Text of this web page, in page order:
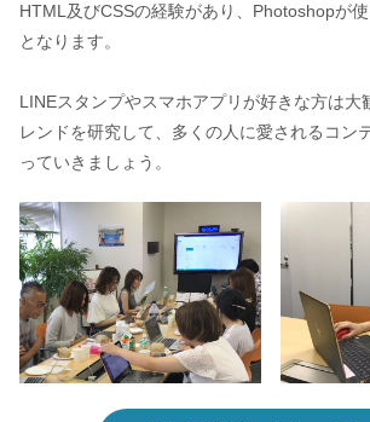
HTML及びCSSの経験があり、Photoshopが
となります。
LINEスタンプやスマホアプリが好きな方は大
レンドを研究して、多くの人に愛されるコン
っていきましょう。